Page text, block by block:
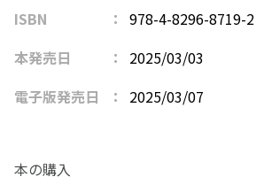
ISBN
978-4-8296-8719-2
本発売日
2025/03/03
電子版発売日
2025/03/07
本の購入